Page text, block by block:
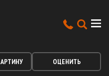
ОЦЕНИТЬ